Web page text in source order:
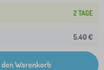
2 TAGE
5,40 €
den Warenkorb